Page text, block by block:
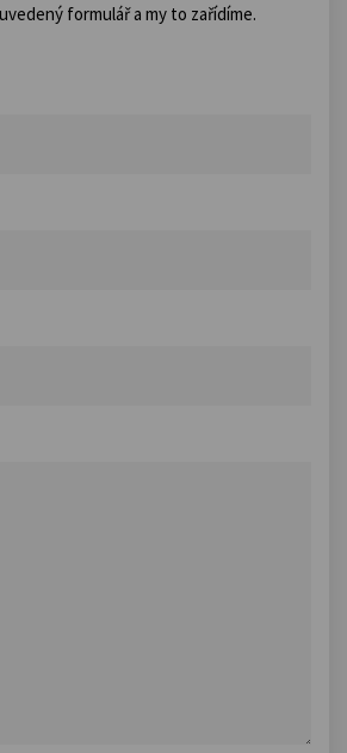
formulář a my to zařídíme.